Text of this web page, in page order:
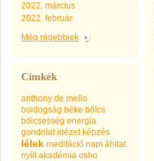
2022. március
2022. február
Még régebbiek
Címkék
anthony de mello
boldogság béke bölcs
bölcsesség energia
gondolat idézet képzés
lélek meditáció napi áhitat.
nyílt akadémia osho